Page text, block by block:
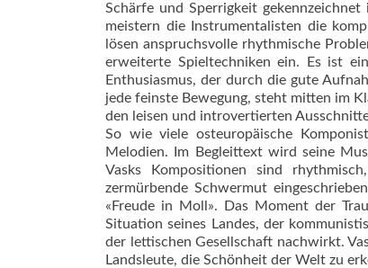
Schärfe und Sperrigkeit
meistern die Instrumentalisten die
lösen anspruchsvolle rhythmische
erweiterte Spieltechniken ein. Es ist
Enthusiasmus, der durch die gute
jede feinste Bewegung, steht mitten im
den leisen und introvertierten
So wie viele osteuropäische
Melodien. Im Begleittext wird seine
Vasks Kompositionen sind
zermürbende Schwermut
«Freude in Moll». Das Moment der
Situation seines Landes, der
der lettischen Gesellschaft nachwirkt.
Landsleute, die Schönheit der Welt zu